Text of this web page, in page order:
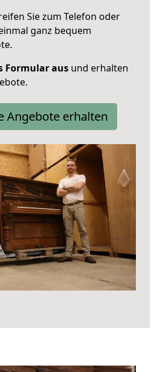
Sie zum Telefon oder
ganz bequem
Formular aus und erhalten
Angebote erhalten